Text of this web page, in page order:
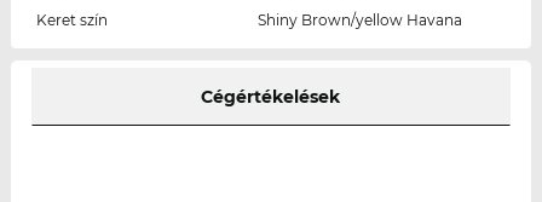
Keret szín
Shiny Brown/yellow Havana
Cégértékelések